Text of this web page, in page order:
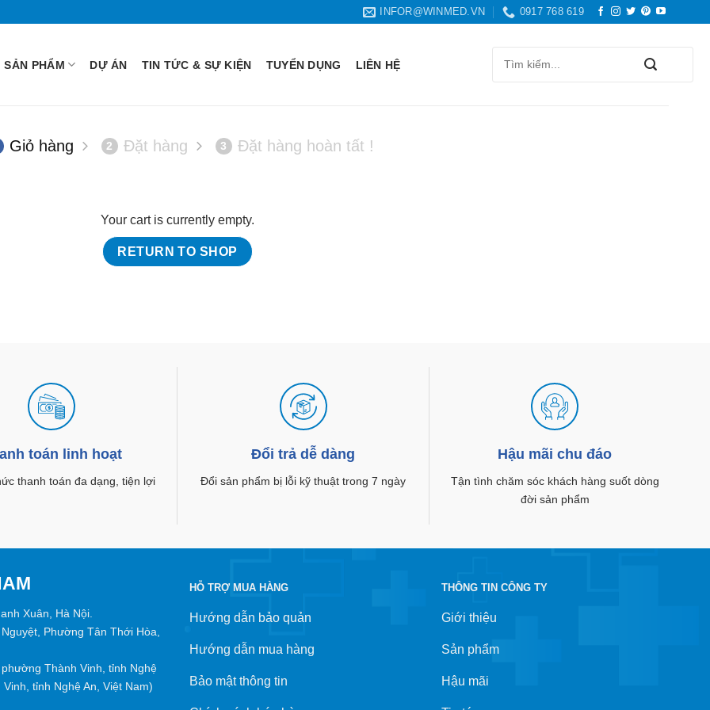
INFOR@WINMED.VN 0917 768 619
SẢN PHẨM DỰ ÁN TIN TỨC & SỰ KIỆN TUYỂN DỤNG LIÊN HỆ
Giỏ hàng 2 Đặt hàng 3 Đặt hàng hoàn tất !
Your cart is currently empty.
RETURN TO SHOP
toán linh hoạt
thanh toán đa dạng, tiện lợi
Đổi trả dễ dàng
Đổi sản phẩm bị lỗi kỹ thuật trong 7 ngày
Hậu mãi chu đáo
Tận tình chăm sóc khách hàng suốt dòng
đời sản phẩm
Xuân, Hà Nội.
Phường Tân Thới Hòa,
Thành Vinh, tỉnh Nghệ
tỉnh Nghệ An, Việt Nam)
HỖ TRỢ MUA HÀNG
Hướng dẫn bảo quản
Hướng dẫn mua hàng
Bảo mật thông tin
THÔNG TIN CÔNG TY
Giới thiệu
Sản phẩm
Hậu mãi